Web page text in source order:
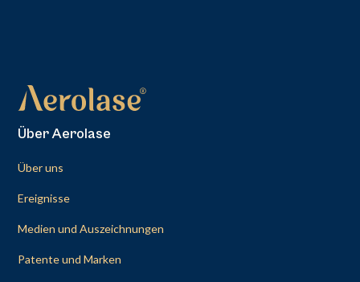
Über Aerolase
Über uns
Ereignisse
Medien und Auszeichnungen
Patente und Marken